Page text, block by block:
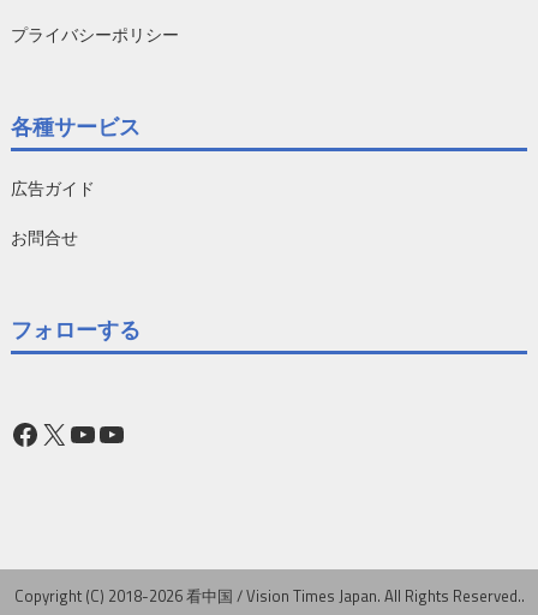
プライバシーポリシー
各種サービス
広告ガイド
お問合せ
フォローする
Facebook
X YouTube
YouTube
Copyright (C) 2018-2026 看中国 / Vision Times Japan. All Rights Reserved..